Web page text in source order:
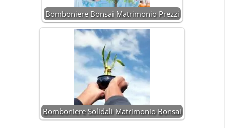
Bomboniere Bonsai Matrimonio Prezzi
Bomboniere Solidali Matrimonio Bonsai